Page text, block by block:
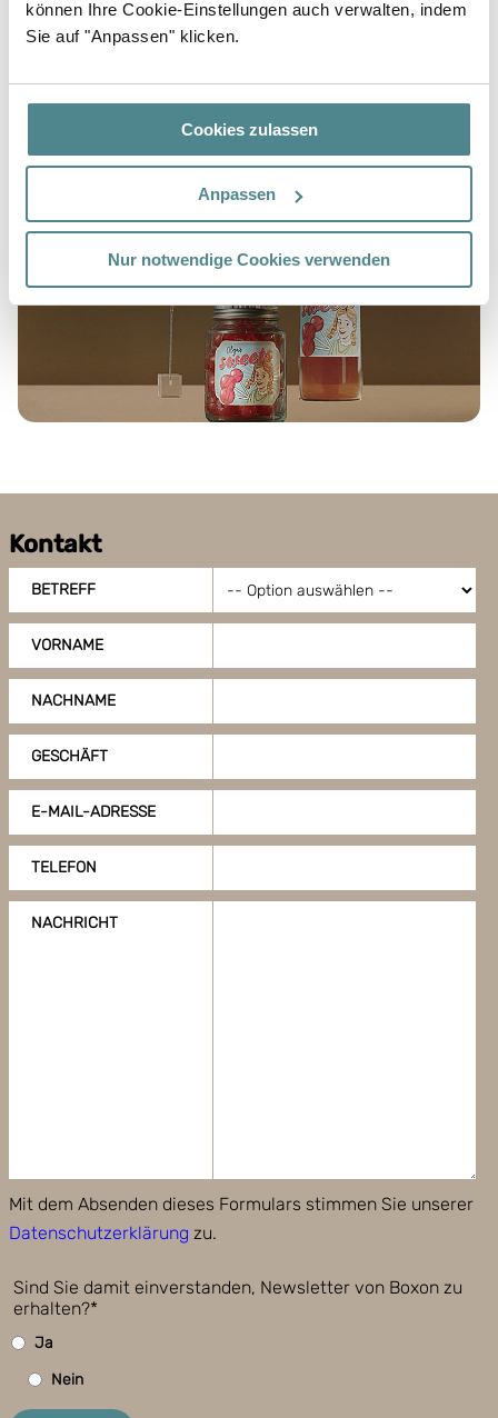
können Ihre Cookie-Einstellungen auch verwalten, indem
Sie auf "Anpassen" klicken.
Cookies zulassen
Anpassen
Nur notwendige Cookies verwenden
Wir bieten Ihnen auch die Möglichkeit, Ihr eigenes
Etikett mit Hilfe unseres einfachen Design-Tools
das Format und laden Sie Ihr Logo hoch.
Kontakt
BETREFF
VORNAME
NACHNAME
GESCHÄFT
E-MAIL-ADRESSE
TELEFON
NACHRICHT
Mit dem Absenden dieses Formulars stimmen Sie unserer
Datenschutzerklärung zu.
Sind Sie damit einverstanden, Newsletter von Boxon zu
erhalten?*
Ja
Nein